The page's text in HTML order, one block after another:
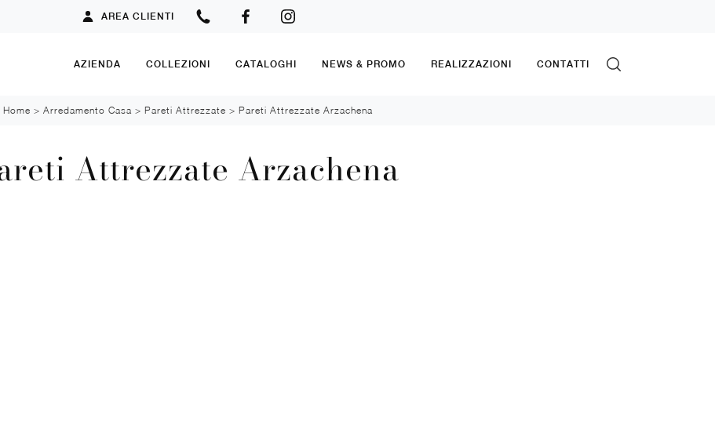
AREA CLIENTI
AZIENDA COLLEZIONI CATALOGHI NEWS & PROMO REALIZZAZIONI CONTATTI
Home > Arredamento Casa > Pareti Attrezzate > Pareti Attrezzate Arzachena
Attrezzate Arzachena